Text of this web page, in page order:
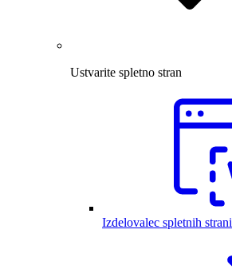
Ustvarite spletno stran
Izdelovalec spletnih strani